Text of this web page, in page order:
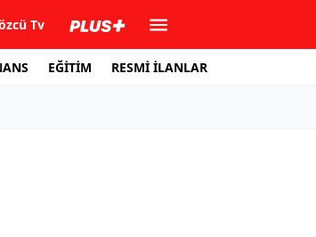
Tv
EĞİTİM RESMİ İLANLAR